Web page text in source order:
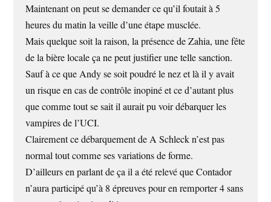
Maintenant on peut se demander ce qu’il foutait à 5
heures du matin la veille d’une étape musclée.
Mais quelque soit la raison, la présence de Zahia, une fête
de la bière locale ça ne peut justifier une telle sanction.
Sauf à ce que Andy se soit poudré le nez et là il y avait
un risque en cas de contrôle inopiné et ce d’autant plus
que comme tout se sait il aurait pu voir débarquer les
vampires de l’UCI.
Clairement ce débarquement de A Schleck n’est pas
normal tout comme ses variations de forme.
D’ailleurs en parlant de ça il a été relevé que Contador
n’aura participé qu’à 8 épreuves pour en remporter 4 sans